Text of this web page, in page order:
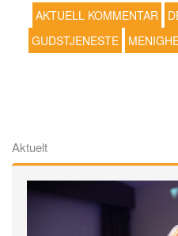
AKTUELL KOMMENTAR
GUDSTJENESTE
Aktuelt